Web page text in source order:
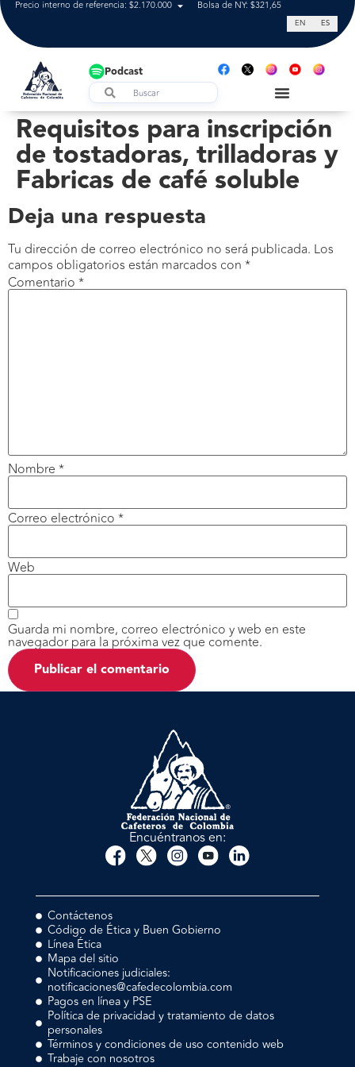
Precio interno de referencia: $2.170.000 Bolsa de NY: $321,65 Tasa de
EN ES
Podcast
Requisitos para inscripción
de tostadoras, trilladoras y
Fabricas de café soluble
Deja una respuesta
Tu dirección de correo electrónico no será publicada. Los
campos obligatorios están marcados con *
Comentario *
Nombre *
Correo electrónico *
Web
Guarda mi nombre, correo electrónico y web en este
navegador para la próxima vez que comente.
Encuéntranos en:
Contáctenos
Código de Ética y Buen Gobierno
Línea Ética
Mapa del sitio
Notificaciones judiciales:
notificaciones@cafedecolombia.com
Pagos en línea y PSE
Política de privacidad y tratamiento de datos
personales
Términos y condiciones de uso contenido web
Trabaje con nosotros